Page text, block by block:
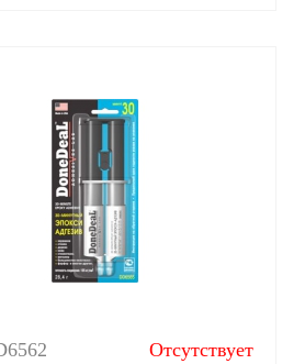
Отсутствует